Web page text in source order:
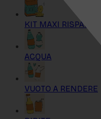
KIT MAXI RISPARMIO
ACQUA
VUOTO A RENDERE